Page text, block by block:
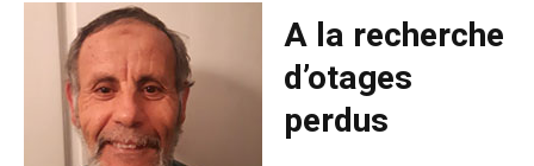
A la recherche
d’otages
perdus